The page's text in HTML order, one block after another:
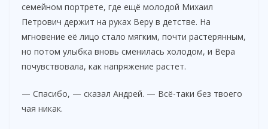
семейном портрете, где ещё молодой Михаил
Петрович держит на руках Веру в детстве. На
мгновение её лицо стало мягким, почти растерянным,
но потом улыбка вновь сменилась холодом, и Вера
почувствовала, как напряжение растет.
— Спасибо, — сказал Андрей. — Всё-таки без твоего
чая никак.